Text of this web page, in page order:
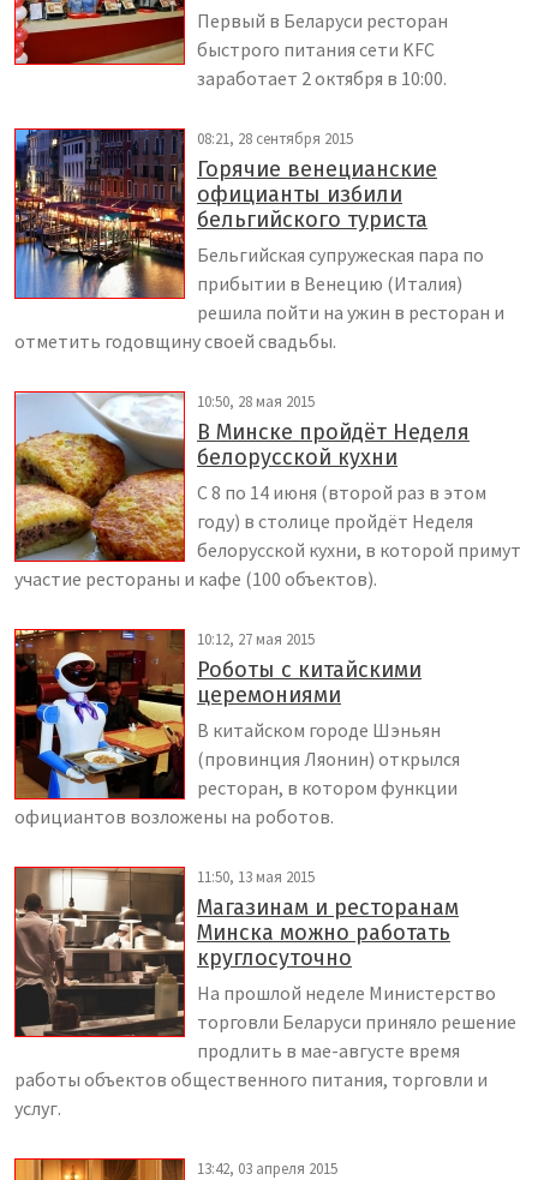
Первый в Беларуси ресторан
быстрого питания сети KFC
заработает 2 октября в 10:00.
08:21, 28 сентября 2015
Горячие венецианские
официанты избили
бельгийского туриста
Бельгийская супружеская пара по
прибытии в Венецию (Италия)
решила пойти на ужин в ресторан и
отметить годовщину своей свадьбы.
10:50, 28 мая 2015
В Минске пройдёт Неделя
белорусской кухни
С 8 по 14 июня (второй раз в этом
году) в столице пройдёт Неделя
белорусской кухни, в которой примут
участие рестораны и кафе (100 объектов).
10:12, 27 мая 2015
Роботы с китайскими
церемониями
В китайском городе Шэньян
(провинция Ляонин) открылся
ресторан, в котором функции
официантов возложены на роботов.
11:50, 13 мая 2015
Магазинам и ресторанам
Минска можно работать
круглосуточно
На прошлой неделе Министерство
торговли Беларуси приняло решение
продлить в мае-августе время
работы объектов общественного питания, торговли и
услуг.
13:42, 03 апреля 2015